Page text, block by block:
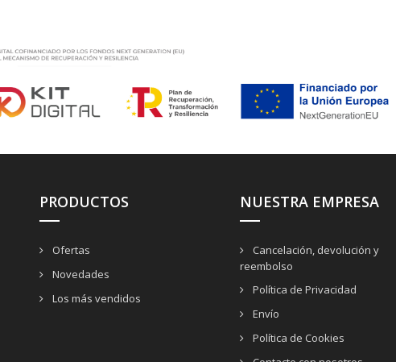
PRODUCTOS
Ofertas
Novedades
Los más vendidos
NUESTRA EMPRESA
Cancelación, devolución y
reembolso
Política de Privacidad
Envío
Política de Cookies